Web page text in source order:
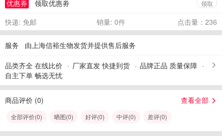
优惠券 领取优惠劵 领取
快递: 免邮 销量: 0件 点击量：236
服务 由上海信裕生物发货并提供售后服务
品类齐全 在线比价 厂家直发 快捷到货
品牌正品 质量保障
自主下单 畅选无忧
商品评价 (0) 查看全部
全部评价(0) 晒图(0) 好评(0) 中评(0) 差评(0)